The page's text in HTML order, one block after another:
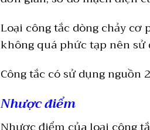
Loại công tắc dòng chảy
không quá phức tạp nên
Công tắc có sử dụng
Nhược điểm